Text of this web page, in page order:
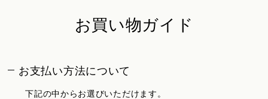
お買い物ガイド
お支払い方法について
下記の中からお選びいただけます。